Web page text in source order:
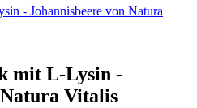
mit L-Lysin -
Vitalis